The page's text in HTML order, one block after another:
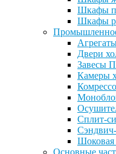
Шкафы
Шкафы
Двери
Завесы
Камеры
Сплит-
Шоковая
Основные